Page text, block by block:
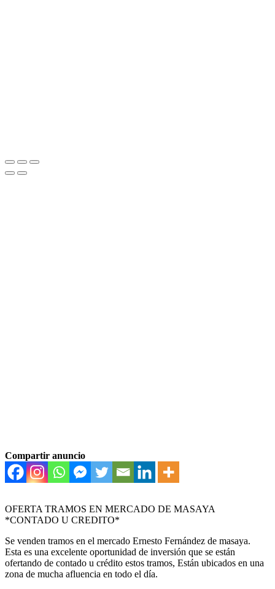
Compartir anuncio
OFERTA TRAMOS EN MERCADO DE MASAYA
*CONTADO U CREDITO*
Se venden tramos en el mercado Ernesto Fernández de masaya.
Esta es una excelente oportunidad de inversión que se están
ofertando de contado u crédito estos tramos, Están ubicados en una
zona de mucha afluencia en todo el día.